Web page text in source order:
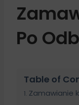
Po
Table of
Zamawianie